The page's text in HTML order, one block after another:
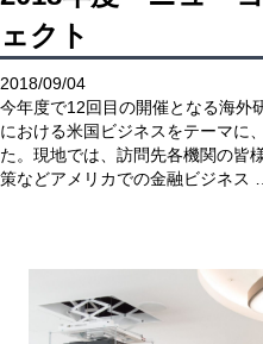
ェクト
2018/09/04
今年度で12回目の開催となる海外
における米国ビジネスをテーマに
た。現地では、訪問先各機関の皆
策などアメリカでの金融ビジネス